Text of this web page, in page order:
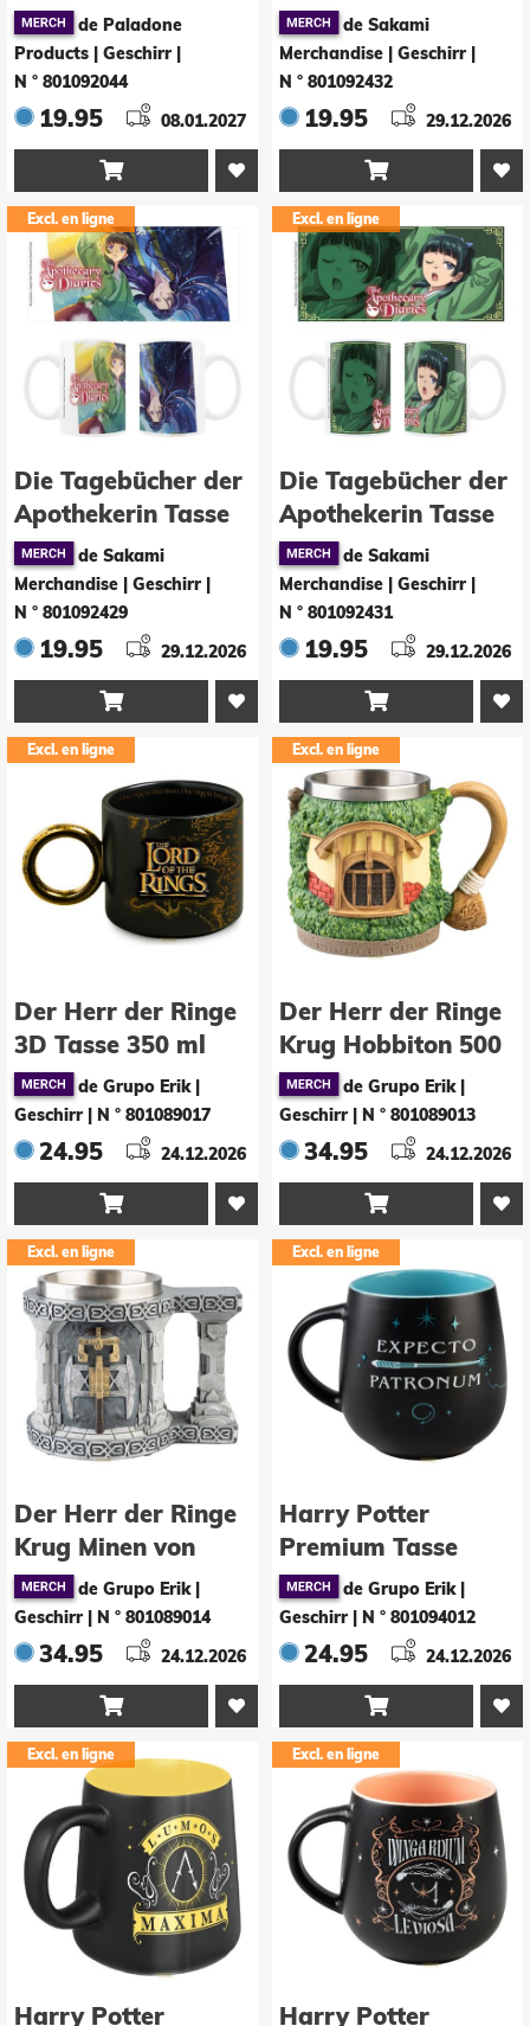
de Paladone
Products | Geschirr
N ° 801092044
19.95 08.01.2027

Jinshi 330 ml
de Sakami
Merchandise | Geschirr
N ° 801092432
19.95 29.12.2026

Excl. en ligne
Die Tagebücher der
Apothekerin Tasse
Maomao & Jinshi
330 ml
de Sakami
Merchandise | Geschirr
N ° 801092429
19.95 29.12.2026

Excl. en ligne
Die Tagebücher der
Apothekerin Tasse
Maomao 330 ml
de Sakami
Merchandise | Geschirr
N ° 801092431
19.95 29.12.2026

Excl. en ligne
Der Herr der Ringe
3D Tasse 350 ml
de Grupo Erik |
Geschirr
N ° 801089017
24.95 24.12.2026

Excl. en ligne
Der Herr der Ringe
Krug Hobbiton 500
ml
de Grupo Erik |
Geschirr
N ° 801089013
34.95 24.12.2026

Excl. en ligne
Der Herr der Ringe
Krug Minen von
Moria 600 ml
de Grupo Erik |
Geschirr
N ° 801089014
34.95 24.12.2026

Excl. en ligne
Harry Potter
Premium Tasse
Expecto Patronum
430 ml
de Grupo Erik |
Geschirr
N ° 801094012
24.95 24.12.2026

Excl. en ligne
Harry Potter
Excl. en ligne
Harry Potter